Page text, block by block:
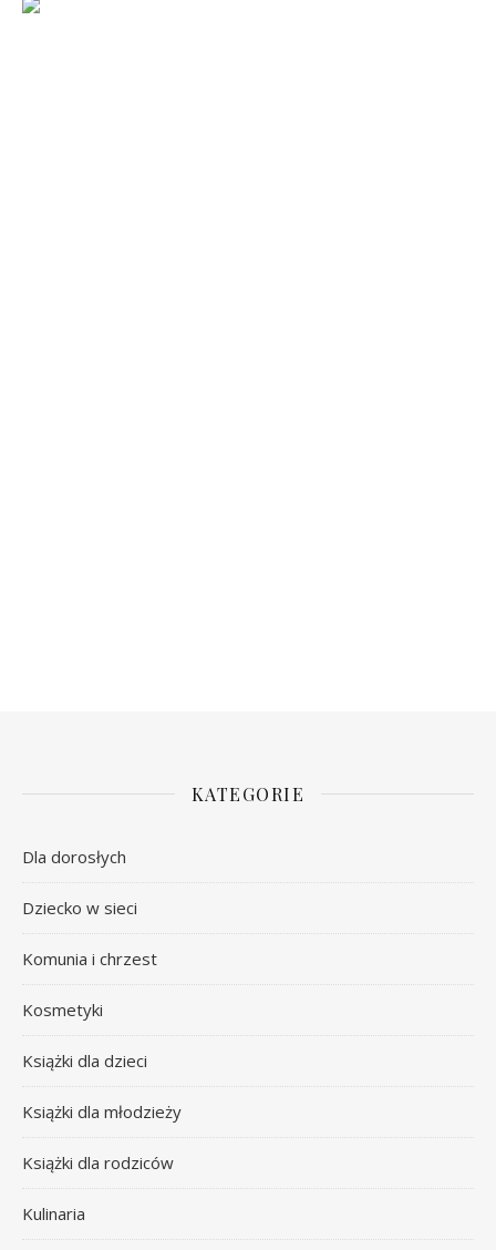
KATEGORIE
Dla dorosłych
Dziecko w sieci
Komunia i chrzest
Kosmetyki
Książki dla dzieci
Książki dla młodzieży
Książki dla rodziców
Kulinaria